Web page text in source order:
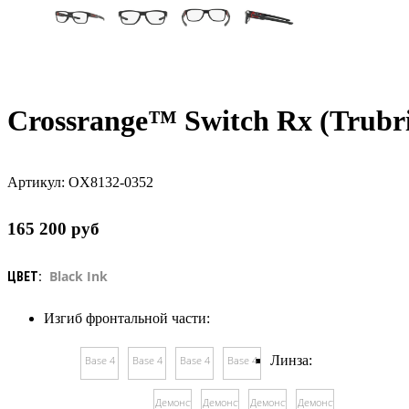
Crossrange™ Switch Rx
Артикул: OX8132-0352
165 200 руб
ЦВЕТ: Black Ink
Изгиб фронтальной части:
Base 4 Base 4 Base 4 Base 4 Линза:
ДемонстрационнаяДемонстрационнаяДемонстрационнаяДемонстрационная